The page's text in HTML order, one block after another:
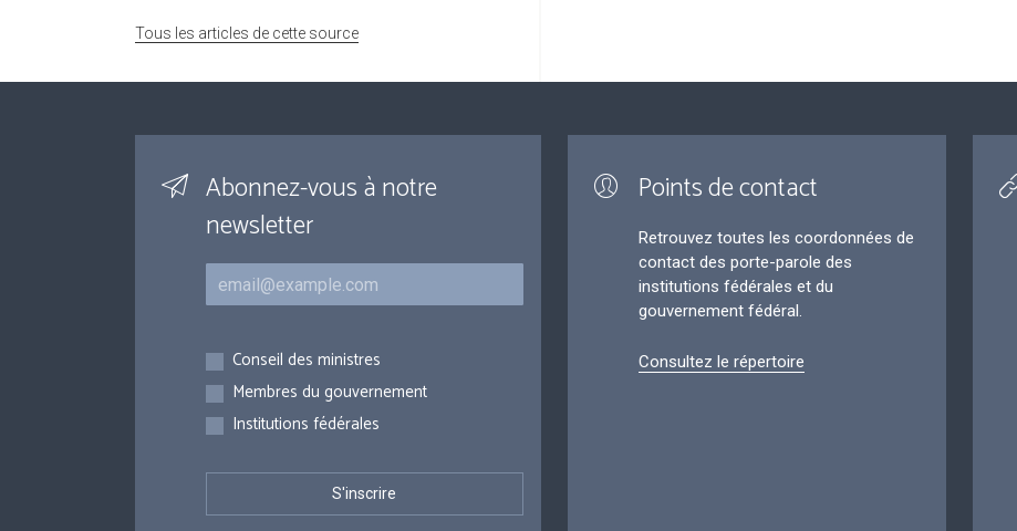
Tous les articles de cette source
Abonnez-vous à notre
newsletter
Courriel
Inscriptions
Conseil des ministres
Membres du gouvernement
Institutions fédérales
Points de contact
Retrouvez toutes les coordonnées de
contact des porte-parole des
institutions fédérales et du
gouvernement fédéral.
Consultez le répertoire